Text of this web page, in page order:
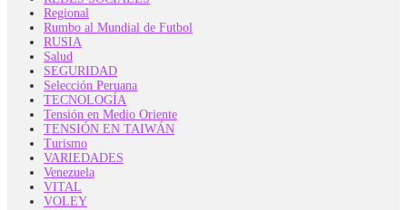
Regional
Rumbo al Mundial de Futbol
RUSIA
Salud
SEGURIDAD
Selección Peruana
TECNOLOGÍA
Tensión en Medio Oriente
TENSIÓN EN TAIWÁN
Turismo
VARIEDADES
Venezuela
VITAL
VOLEY